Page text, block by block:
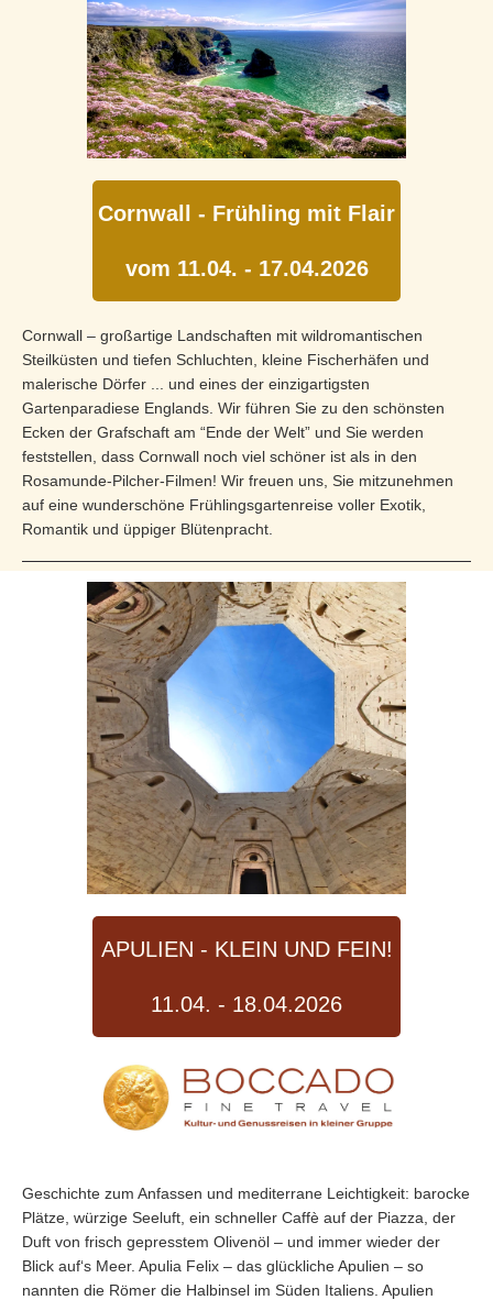
Cornwall - Frühling mit Flair
vom 11.04. - 17.04.2026
Cornwall – großartige Landschaften mit wildromantischen
Steilküsten und tiefen Schluchten, kleine Fischerhäfen und
malerische Dörfer ... und eines der einzigartigsten
Gartenparadiese Englands. Wir führen Sie zu den schönsten
Ecken der Grafschaft am “Ende der Welt” und Sie werden
feststellen, dass Cornwall noch viel schöner ist als in den
Rosamunde-Pilcher-Filmen! Wir freuen uns, Sie mitzunehmen
auf eine wun­derschöne Frühlingsgartenreise voller Exotik,
Romantik und üppiger Blü­tenpracht.
APULIEN - KLEIN UND FEIN!
11.04. - 18.04.2026
Geschichte zum Anfassen und mediterrane Leichtigkeit: barocke
Plätze, würzige Seeluft, ein schneller Caffè auf der Piazza, der
Duft von frisch gepresstem Olivenöl – und immer wieder der
Blick auf‘s Meer. Apulia Felix – das glückliche Apulien – so
nannten die Römer die Halbinsel im Süden Italiens. Apulien